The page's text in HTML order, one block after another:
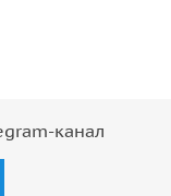
канал